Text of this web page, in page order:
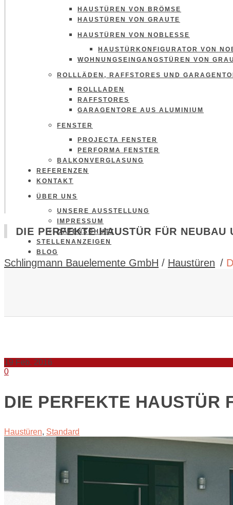
HAUSTÜREN VON BRÖMSE
HAUSTÜREN VON GRAUTE
HAUSTÜREN VON NOBLESSE
HAUSTÜRKONFIGURATOR VON
WOHNUNGSEINGANGSTÜREN VON
ROLLLÄDEN, RAFFSTORES UND
ROLLLADEN
RAFFSTORES
GARAGENTORE AUS ALUMINIUM
FENSTER
PROJECTA FENSTER
PERFORMA FENSTER
BALKONVERGLASUNG
REFERENZEN
KONTAKT
ÜBER UNS
UNSERE AUSSTELLUNG
IMPRESSUM
DATENSCHUTZ
STELLENANZEIGEN
BLOG
DIE PERFEKTE HAUSTÜR FÜR NEUBAU
Schlingmann Bauelemente GmbH / Haustüren /
19 Feb. 2016
0
DIE PERFEKTE HAUSTÜR
Haustüren, Standard